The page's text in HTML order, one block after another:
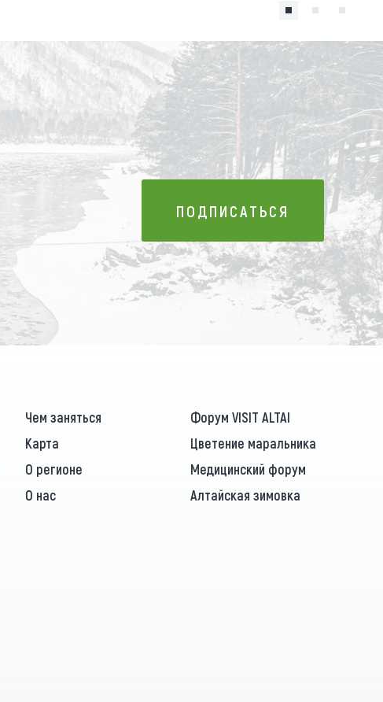
ПОДПИСАТЬСЯ
ПОДПИСАТЬСЯ
Чем заняться
Форум VISIT ALTAI
Карта
Цветение маральника
О регионе
Медицинский форум
О нас Алтайская зимовка